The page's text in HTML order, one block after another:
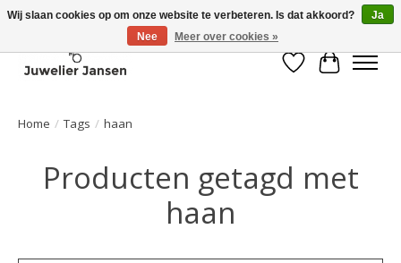
Verlanglijst
Home / Tags / haan
Producten getagd met
haan
Wij slaan cookies op om onze website te verbeteren. Is dat akkoord?
Ja
Nee
Meer over cookies »